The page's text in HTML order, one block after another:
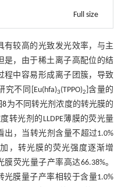
Full size
有较高的光致发光效率，与主
是，由于稀土离子高配位的结
程中容易形成离子团簇，导致
究不同[Eu(hfa)3(TPPO)2 ]含量的
8为不同转光剂浓度的转光膜的
转光剂的LLDPE薄膜的荧光量
出，当转光剂含量不超过1.0%
，转光膜的荧光强度逐渐增
荧光量子产率高达66.38%。
光膜量子产率相较于含量1.0%